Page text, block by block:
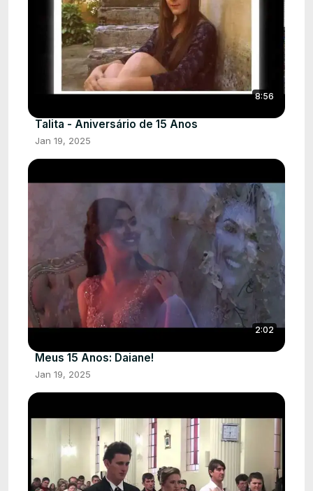
8:56
Talita - Aniversário de 15 Anos
Jan 19, 2025
2:02
Meus 15 Anos: Daiane!
Jan 19, 2025